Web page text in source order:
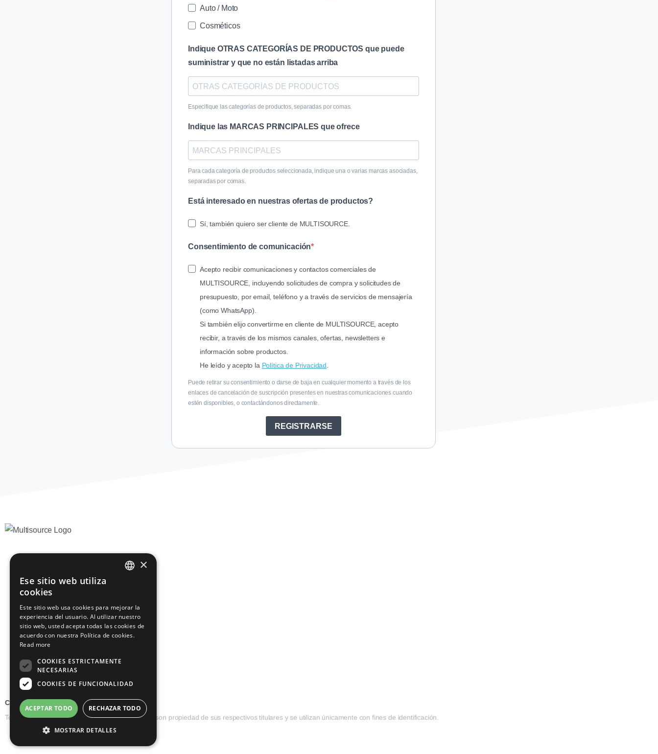
Auto / Moto
Cosméticos
Indique OTRAS CATEGORÍAS DE PRODUCTOS que puede
suministrar y que no están listadas arriba
Especifique las categorías de productos, separadas por comas.
Indique las MARCAS PRINCIPALES que ofrece
Para cada categoría de productos seleccionada, indique una o varias marcas asociadas,
separadas por comas.
Está interesado en nuestras ofertas de productos?
Sí, también quiero ser cliente de MULTISOURCE.
Consentimiento de comunicación
Acepto recibir comunicaciones y contactos comerciales de
MULTISOURCE, incluyendo solicitudes de compra y solicitudesde
presupuesto, por email, teléfono y a través de servicios de mensajería
(como WhatsApp).
Si también elijo convertirme en cliente de MULTISOURCE,acepto
recibir, a través de los mismos canales, ofertas, newsletters e
información sobre productos.
He leído y acepto la Política de Privacidad
Puede retirar su consentimiento o darse de baja en cualquier momento a través de los
enlaces de cancelación de suscripción presentes en nuestras comunicaciones cuando
estén disponibles, o contactándonos directamente.
REGISTRARSE
Copyright © 2026 Multisource Trading
Todos los logotipos, marcas y nombres de marca son propiedad de sus respectivos titulares y se utilizan únicamente con fines de identificación.
GERMAN
FRENCH
×
Ese sitio web utiliza
cookies
Este sitio web usa cookies para mejorar la
experiencia del usuario. Al utilizar nuestro
sitio web, usted acepta todas las cookies de
acuerdo con nuestra Política de cookies.
Read more
COOKIES ESTRICTAMENTE
NECESARIAS
COOKIES DE FUNCIONALIDAD
ACEPTAR TODO RECHAZAR TODO
MOSTRAR DETALLES